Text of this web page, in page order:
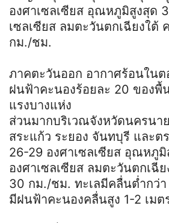
องศาเซลเซียส อุณหภูมิสูงสุด
เซลเซียส ลมตะวันตกเฉียงใต้
กม./ชม.
ภาคตะวันออก อากาศร้อนใน
ฝนฟ้าคะนองร้อยละ 20 ของพื้
แรงบางแห่ง
ส่วนมากบริเวณจังหวัดนครนา
สระแก้ว ระยอง จันทบุรี และ
26-29 องศาเซลเซียส อุณหภู
องศาเซลเซียส ลมตะวันตกเฉี
30 กม./ชม. ทะเลมีคลื่นต่ำกว่า
มีฝนฟ้าคะนองคลื่นสูง 1-2 เมต